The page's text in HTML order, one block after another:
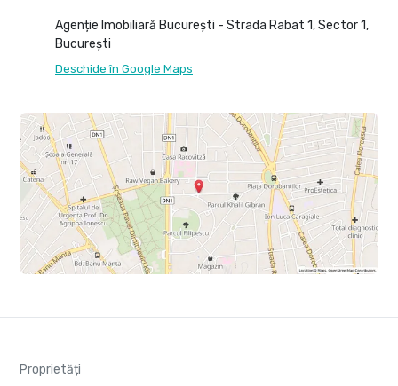
Agenție Imobiliară București - Strada Rabat 1, Sector 1,
București
Deschide în Google Maps
Proprietăți